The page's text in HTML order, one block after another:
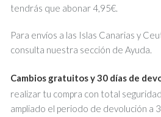
tendrás que abonar 4,95€.
Para envíos a las Islas Canarias y
consulta nuestra sección de Ayuda.
Cambios gratuitos y 30 días de
realizar tu compra con total
ampliado el periodo de devolución a